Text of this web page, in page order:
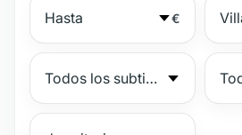
€